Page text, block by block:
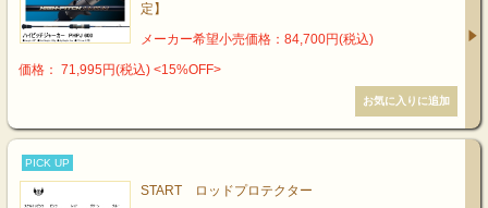
定】
メーカー希望小売価格：84,700円(税込)
価格： 71,995円(税込) <15%OFF>
PICK UP
START ロッドプロテクター